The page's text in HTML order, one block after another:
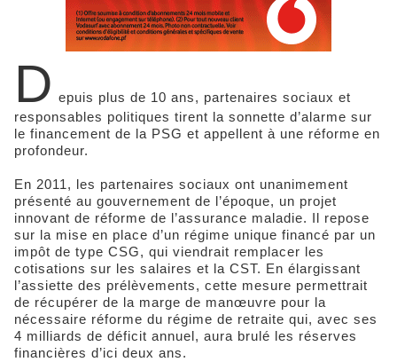
D epuis plus de 10 ans, partenaires sociaux et
responsables politiques tirent la sonnette d’alarme sur
le financement de la PSG et appellent à une réforme en
profondeur.
En 2011, les partenaires sociaux ont unanimement
présenté au gouvernement de l’époque, un projet
innovant de réforme de l’assurance maladie. Il repose
sur la mise en place d’un régime unique financé par un
impôt de type CSG, qui viendrait remplacer les
cotisations sur les salaires et la CST. En élargissant
l’assiette des prélèvements, cette mesure permettrait
de récupérer de la marge de manœuvre pour la
nécessaire réforme du régime de retraite qui, avec ses
4 milliards de déficit annuel, aura brulé les réserves
financières d’ici deux ans.